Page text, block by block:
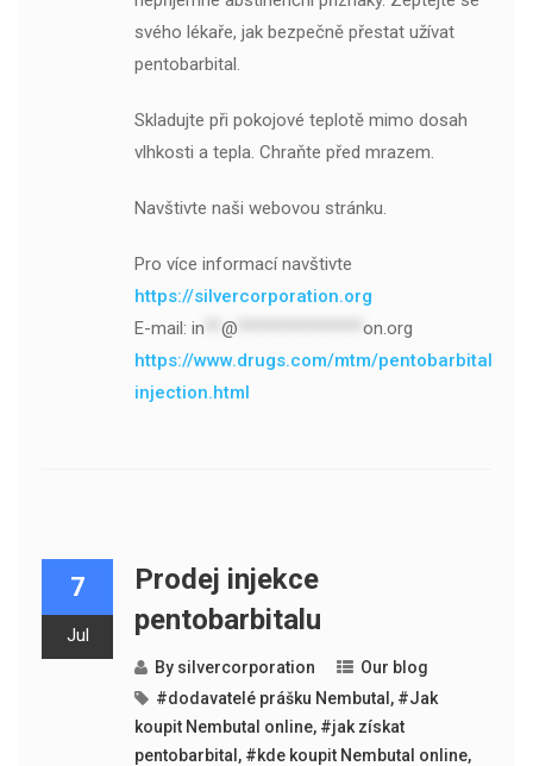
svého lékaře, jak bezpečně přestat užívat
pentobarbital.
Skladujte při pokojové teplotě mimo dosah
vlhkosti a tepla. Chraňte před mrazem.
Navštivte naši webovou stránku.
Pro více informací navštivte
https://silvercorporation.org
E-mail: in @
on.org
https://www.drugs.com/mtm/pentobarbital-
injection.html
7
Jul
Prodej injekce
pentobarbitalu
By silvercorporation
Our blog
#dodavatelé prášku Nembutal , #Jak
koupit Nembutal online, #jak získat
pentobarbital , #kde koupit Nembutal online,